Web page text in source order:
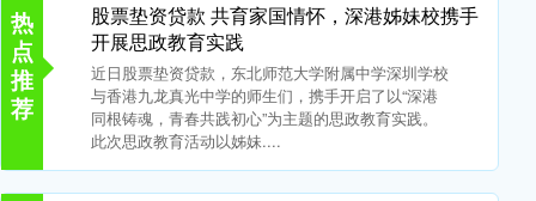
热
点
推
荐
股票垫资贷款 共育家国情怀，深港姊妹校携手
开展思政教育实践
近日股票垫资贷款，东北师范大学附属中学深圳学校
与香港九龙真光中学的师生们，携手开启了以“深港
同根铸魂，青春共践初心”为主题的思政教育实践。
此次思政教育活动以姊妹....